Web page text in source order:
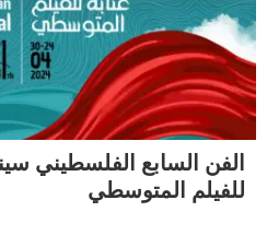
الفن السابع الفلسطيني
للفيلم المتوسطي